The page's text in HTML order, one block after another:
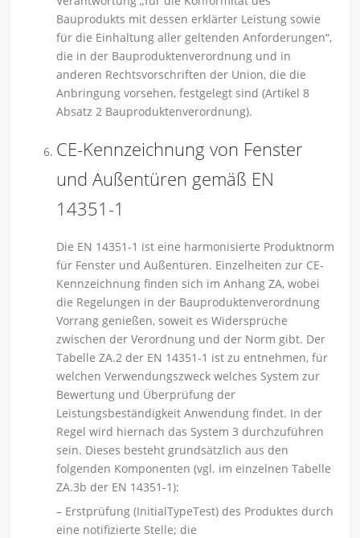
Bauprodukts mit dessen erklärter Leistung sowie
für die Einhaltung aller geltenden Anforderungen“,
die in der Bauproduktenverordnung und in
anderen Rechtsvorschriften der Union, die die
Anbringung vorsehen, festgelegt sind (Artikel 8
Absatz 2 Bauproduktenverordnung).
CE-Kennzeichnung von Fenster
und Außentüren gemäß EN
14351-1
Die EN 14351-1 ist eine harmonisierte Produktnorm
für Fenster und Außentüren. Einzelheiten zur CE-
Kennzeichnung finden sich im Anhang ZA, wobei
die Regelungen in der Bauproduktenverordnung
Vorrang genießen, soweit es Widersprüche
zwischen der Verordnung und der Norm gibt. Der
Tabelle ZA.2 der EN 14351-1 ist zu entnehmen, für
welchen Verwendungszweck welches System zur
Bewertung und Überprüfung der
Leistungsbeständigkeit Anwendung findet. In der
Regel wird hiernach das System 3 durchzuführen
sein. Dieses besteht grundsätzlich aus den
folgenden Komponenten (vgl. im einzelnen Tabelle
ZA.3b der EN 14351-1):
– Erstprüfung (InitialTypeTest) des Produktes durch
eine notifizierte Stelle; die